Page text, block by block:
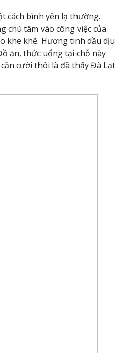
cách bình yên lạ thường.
chú tâm vào công việc của
khe khẽ. Hương tinh dầu dịu
ăn, thức uống tại chỗ này
cười thôi là đã thấy Đà Lạt